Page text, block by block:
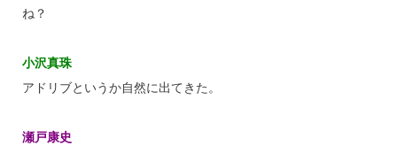
ね？
小沢真珠
アドリブというか自然に出てきた。
瀬戸康史